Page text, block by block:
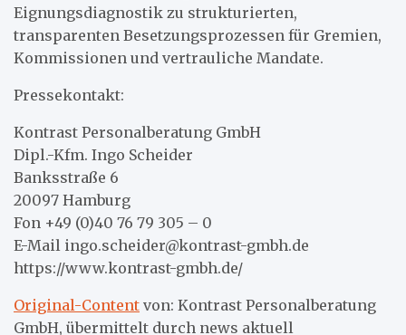
Eignungsdiagnostik zu strukturierten,
transparenten Besetzungsprozessen für Gremien,
Kommissionen und vertrauliche Mandate.
Pressekontakt:
Kontrast Personalberatung GmbH
Dipl.-Kfm. Ingo Scheider
Banksstraße 6
20097 Hamburg
Fon +49 (0)40 76 79 305 – 0
E-Mail ingo.scheider@kontrast-gmbh.de
https://www.kontrast-gmbh.de/
Original-Content von: Kontrast Personalberatung
GmbH, übermittelt durch news aktuell